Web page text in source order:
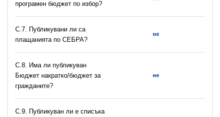
програмен бюджет по избор?
С.7. Публикувани ли са
плащанията по СЕБРА?
не
С.8. Има ли публикуван
Бюджет накратко/бюджет за
гражданите?
не
C.9. Публикуван ли е списъка